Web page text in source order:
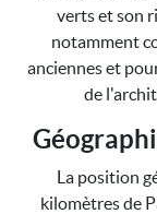
verts et son
notamment
anciennes et
de
La position
kilomètres de